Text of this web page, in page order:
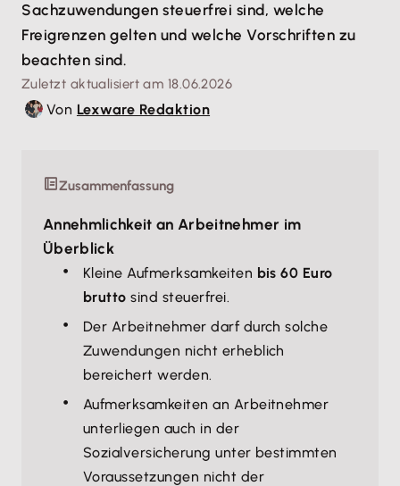
Sachzuwendungen steuerfrei sind, welche
Freigrenzen gelten und welche Vorschriften zu
beachten sind.
Zuletzt aktualisiert am 18.06.2026
Von Lexware Redaktion
Zusammenfassung
Annehmlichkeit an Arbeitnehmer im
Überblick
Kleine Aufmerksamkeiten bis 60 Euro
brutto sind steuerfrei.
Der Arbeitnehmer darf durch solche
Zuwendungen nicht erheblich
bereichert werden.
Aufmerksamkeiten an Arbeitnehmer
unterliegen auch in der
Sozialversicherung unter bestimmten
Voraussetzungen nicht der